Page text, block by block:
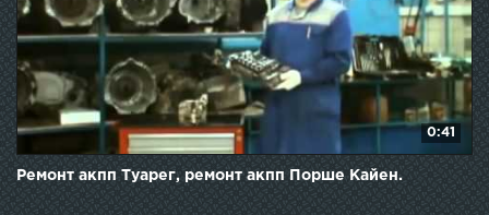
0:41
Ремонт акпп Туарег, ремонт акпп Порше Кайен.